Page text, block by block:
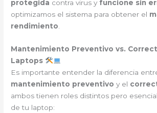
protegida contra virus y funcione sin
optimizamos el sistema para obtener el
rendimiento
Mantenimiento Preventivo vs.
Laptops
Es importante entender la diferencia
mantenimiento preventivo y el
ambos tienen roles distintos pero
de tu laptop: